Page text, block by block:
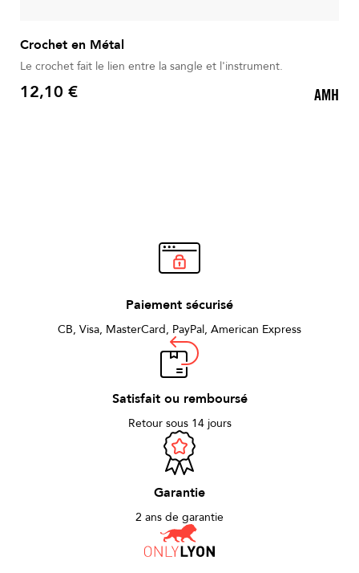
Crochet en Métal
Le crochet fait le lien entre la sangle et l'instrument.
Prix
12,10 € AMH
Paiement sécurisé
CB, Visa, MasterCard, PayPal, American Express
Satisfait ou remboursé
Retour sous 14 jours
Garantie
2 ans de garantie